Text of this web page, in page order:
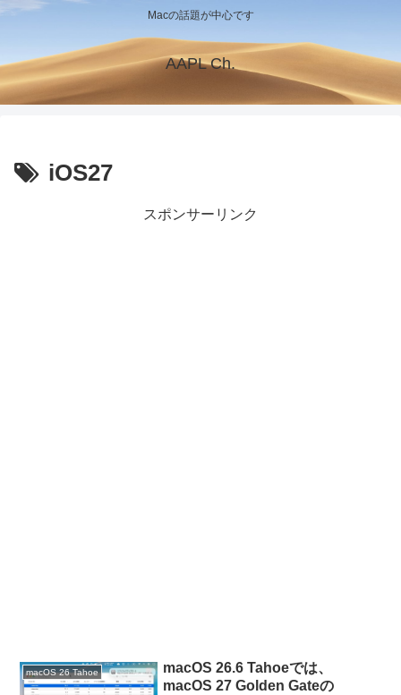
Macの話題が中心です
AAPL Ch.
iOS27
スポンサーリンク
macOS 26 Tahoe
macOS 26.6 Tahoeでは、
macOS 27 Golden Gateの